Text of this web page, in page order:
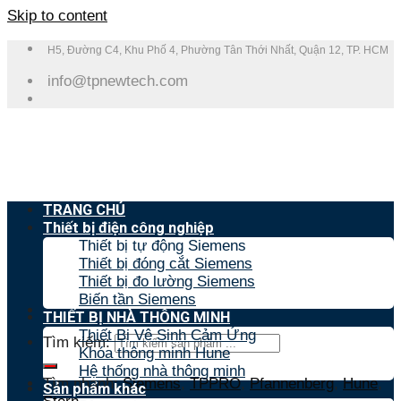
Skip to content
H5, Đường C4, Khu Phố 4, Phường Tân Thới Nhất, Quận 12, TP. HCM
info@tpnewtech.com
Tìm kiếm:
Tìm nhanh:Siemens,TPPRO,Pfannenberg,Hune,
TRANG CHỦ
Thiết bị điện công nghiệp
Thiết bị tự động Siemens
Thiết bị đóng cắt Siemens
Thiết bị đo lường Siemens
Biến tần Siemens
THIẾT BỊ NHÀ THÔNG MINH
Thiết Bị Vệ Sinh Cảm Ứng
Khóa thông minh Hune
Hệ thống nhà thông minh
Sản phẩm khác